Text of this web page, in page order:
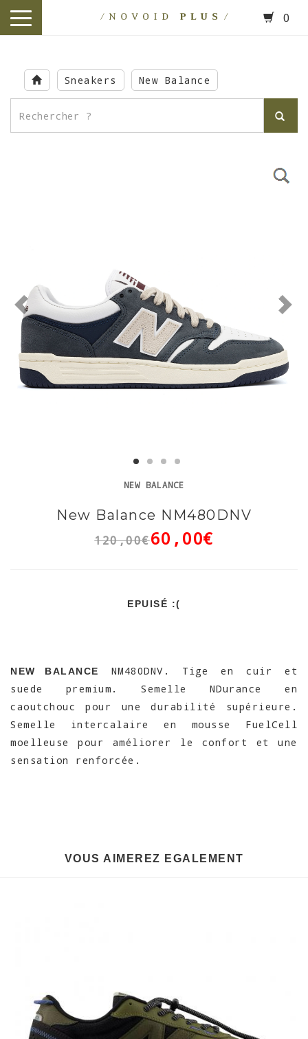
main
content
toggle
0
Sneakers New Balance
NEW BALANCE
New Balance NM480DNV
120,00€60,00€
EPUISÉ :(
NEW BALANCE
NM480DNV. Tige en cuir et
suede premium. Semelle NDurance en
caoutchouc pour une durabilité supérieure.
Semelle intercalaire en mousse FuelCell
moelleuse pour améliorer le confort et une
sensation renforcée.
VOUS AIMEREZ EGALEMENT